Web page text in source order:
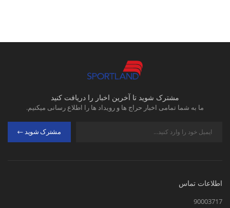
مشترک شوید تا آخرین اخبار را دریافت کنید
ما به شما تمامی اخبار حراج ها و رویداد ها را اطلاع رسانی میکنیم.
مشترک شوید
اطلاعات تماس
90003717